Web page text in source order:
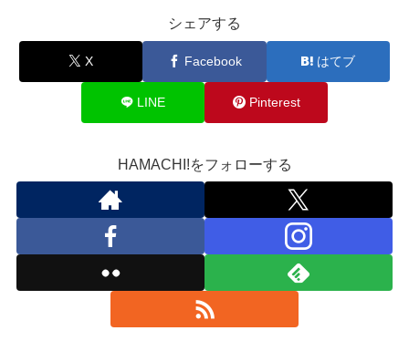
シェアする
X Facebook はてブ
LINE Pinterest
HAMACHI!をフォローする